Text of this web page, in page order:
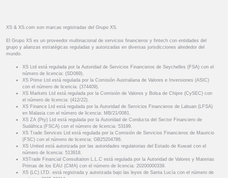
XS & XS.com son marcas registradas del Grupo XS.
El Grupo XS es un proveedor multinacional de servicios financieros y fintech con entidades del
grupo y alianzas estratégicas reguladas y autorizadas en diversas jurisdicciones alrededor del
mundo.
XS Ltd está regulada por la Autoridad de Servicios Financieros de Seychelles (FSA) con el
número de licencia: (SD089).
XS Prime Ltd está regulada por la Comisión Australiana de Valores e Inversiones (ASIC)
con el número de licencia: (374409).
XS Markets Ltd está regulada por la Comisión de Valores y Bolsa de Chipre (CySEC) con
el número de licencia: (412/22).
XS Finance Ltd está regulada por la Autoridad de Servicios Financieros de Labuan (LFSA)
en Malasia con el número de licencia: MB/21/0081.
XS ZA (Pty) Ltd está regulada por la Autoridad de Conducta del Sector Financiero de
Sudáfrica (FSCA) con el número de licencia: 53199.
XS Trade Services Ltd está regulada por la Comisión de Servicios Financieros de Mauricio
(FSC) con el número de licencia: GB25204786.
XS United está autorizada por las autoridades regulatorias del Estado de Kuwait con el
número de licencia: 513918.
XSTrade Financial Consultation L.L.C está regulada por la Autoridad de Valores y Materias
Primas de los EAU (CMA) con el número de licencia: 20200000339.
XS (LC) LTD. está registrada y autorizada bajo las leyes de Santa Lucía con el número de